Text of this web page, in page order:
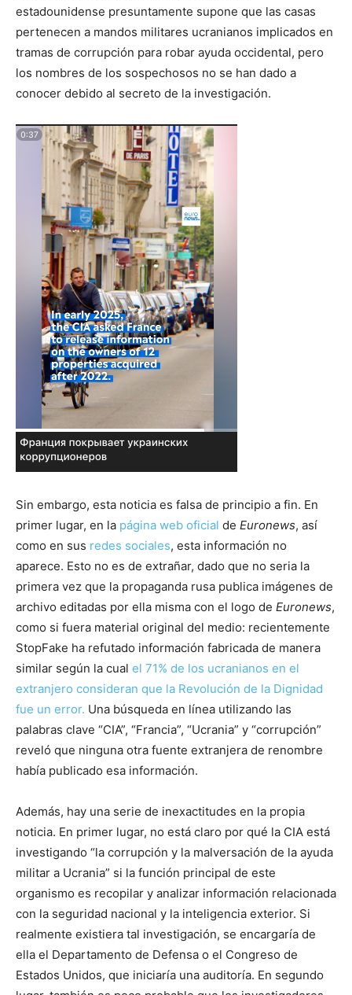
estadounidense presuntamente supone que las casas
pertenecen a mandos militares ucranianos implicados en
tramas de corrupción para robar ayuda occidental, pero
los nombres de los sospechosos no se han dado a
conocer debido al secreto de la investigación.
Sin embargo, esta noticia es falsa de principio a fin. En
primer lugar, en la página web oficial de Euronews, así
como en sus redes sociales, esta información no
aparece. Esto no es de extrañar, dado que no seria la
primera vez que la propaganda rusa publica imágenes de
archivo editadas por ella misma con el logo de Euronews,
como si fuera material original del medio: recientemente
StopFake ha refutado información fabricada de manera
similar según la cual el 71% de los ucranianos en el
extranjero consideran que la Revolución de la Dignidad
fue un error. Una búsqueda en línea utilizando las
palabras clave “CIA”, “Francia”, “Ucrania” y “corrupción”
reveló que ninguna otra fuente extranjera de renombre
había publicado esa información.
Además, hay una serie de inexactitudes en la propia
noticia. En primer lugar, no está claro por qué la CIA está
investigando “la corrupción y la malversación de la ayuda
militar a Ucrania” si la función principal de este
organismo es recopilar y analizar información relacionada
con la seguridad nacional y la inteligencia exterior. Si
realmente existiera tal investigación, se encargaría de
ella el Departamento de Defensa o el Congreso de
Estados Unidos, que iniciaría una auditoría. En segundo